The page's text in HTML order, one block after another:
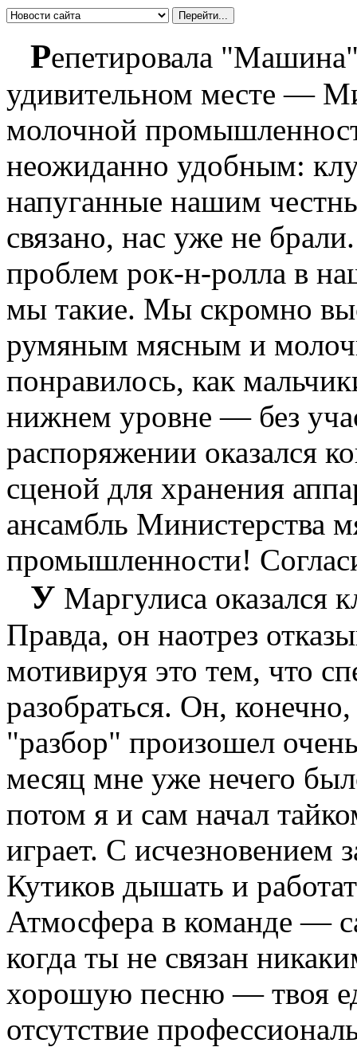
Репетировала
удивительном месте —
молочной
неожиданно удобным:
напуганные нашим
связано, нас уже не
проблем рок-н-ролла в
мы такие. Мы скромно
румяным мясным и
понравилось, как
нижнем уровне — без
распоряжении оказался
сценой для хранения
ансамбль Министерства
промышленности!
У Маргулиса оказался
Правда, он наотрез
мотивируя это тем, что
разобраться. Он,
"разбор" произошел
месяц мне уже нечего
потом я и сам начал
играет. С исчезновением
Кутиков дышать и
Атмосфера в команде —
когда ты не связан
хорошую песню — твоя
отсутствие